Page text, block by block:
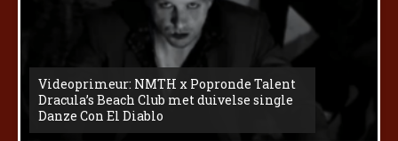
Videoprimeur: NMTH x Popronde Talent
Dracula’s Beach Club met duivelse single
Danze Con El Diablo